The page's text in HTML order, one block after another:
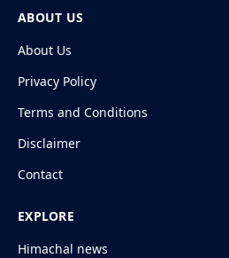
ABOUT US
About Us
Privacy Policy
Terms and Conditions
Disclaimer
Contact
EXPLORE
Himachal news